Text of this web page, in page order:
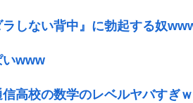
ラしない背中』に勃起する奴
いwww
高校の数学のレベルヤバすぎｗ